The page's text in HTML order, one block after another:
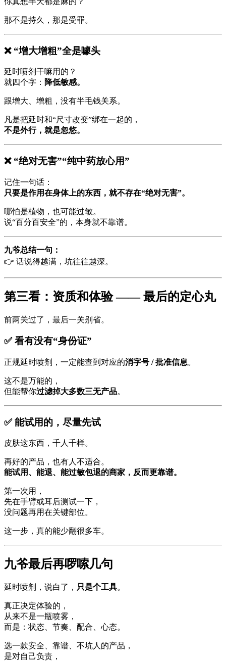
那不是持久，那是受罪。
❌ “增大增粗”全是噱头
延时喷剂干嘛用的？
就四个字： 降低敏感。
跟增大、增粗，没有半毛钱关系。
凡是把延时和“尺寸改变”绑在一起的，
不是外行，就是忽悠。
❌ “绝对无害”“纯中药放心用”
记住一句话：
只要是作用在身体上的东西，就不存在“绝对无害”。
哪怕是植物，也可能过敏。
说“百分百安全”的，本身就不靠谱。
九爷总结一句：
👉 话说得越满，坑往往越深。
第三看：资质和体验 —— 最后的定心丸
前两关过了，最后一关别省。
✅ 看有没有“身份证”
正规延时喷剂，一定能查到对应的消字号 / 批准信息。
这不是万能的，
但能帮你过滤掉大多数三无产品。
✅ 能试用的，尽量先试
皮肤这东西，千人千样。
再好的产品，也有人不适合。
能试用、能退、能过敏包退的商家，反而更靠谱。
第一次用，
先在手臂或耳后测试一下，
没问题再用在关键部位。
这一步，真的能少翻很多车。
九爷最后再啰嗦几句
延时喷剂，说白了， 只是个工具。
真正决定体验的，
从来不是一瓶喷雾，
而是：状态、节奏、配合、心态。
选一款安全、靠谱、不坑人的产品，
是对自己负责，